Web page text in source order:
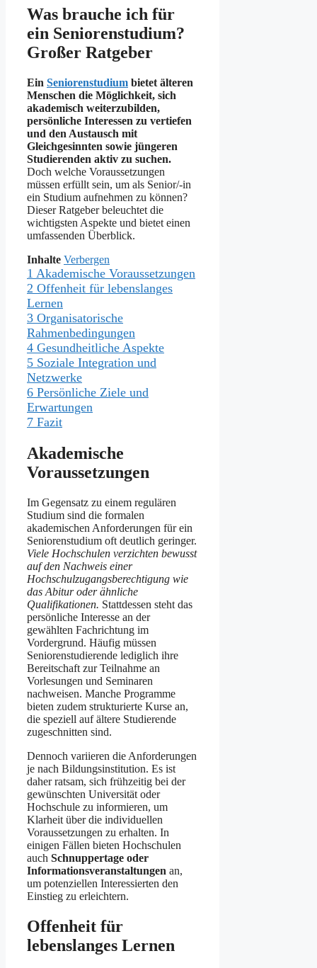
Was brauche ich für
ein Seniorenstudium?
Großer Ratgeber
Ein Seniorenstudium bietet älteren
Menschen die Möglichkeit, sich
akademisch weiterzubilden,
persönliche Interessen zu vertiefen
und den Austausch mit
Gleichgesinnten sowie jüngeren
Studierenden aktiv zu suchen.
Doch welche Voraussetzungen
müssen erfüllt sein, um als Senior/-in
ein Studium aufnehmen zu können?
Dieser Ratgeber beleuchtet die
wichtigsten Aspekte und bietet einen
umfassenden Überblick.
Inhalte Verbergen
1 Akademische Voraussetzungen
2 Offenheit für lebenslanges
Lernen
3 Organisatorische
Rahmenbedingungen
4 Gesundheitliche Aspekte
5 Soziale Integration und
Netzwerke
6 Persönliche Ziele und
Erwartungen
7 Fazit
Akademische
Voraussetzungen
Im Gegensatz zu einem regulären
Studium sind die formalen
akademischen Anforderungen für ein
Seniorenstudium oft deutlich geringer.
Viele Hochschulen verzichten bewusst
auf den Nachweis einer
Hochschulzugangsberechtigung wie
das Abitur oder ähnliche
Qualifikationen. Stattdessen steht das
persönliche Interesse an der
gewählten Fachrichtung im
Vordergrund. Häufig müssen
Seniorenstudierende lediglich ihre
Bereitschaft zur Teilnahme an
Vorlesungen und Seminaren
nachweisen. Manche Programme
bieten zudem strukturierte Kurse an,
die speziell auf ältere Studierende
zugeschnitten sind.
Dennoch variieren die Anforderungen
je nach Bildungsinstitution. Es ist
daher ratsam, sich frühzeitig bei der
gewünschten Universität oder
Hochschule zu informieren, um
Klarheit über die individuellen
Voraussetzungen zu erhalten. In
einigen Fällen bieten Hochschulen
auch Schnuppertage oder
Informationsveranstaltungen an,
um potenziellen Interessierten den
Einstieg zu erleichtern.
Offenheit für
lebenslanges Lernen